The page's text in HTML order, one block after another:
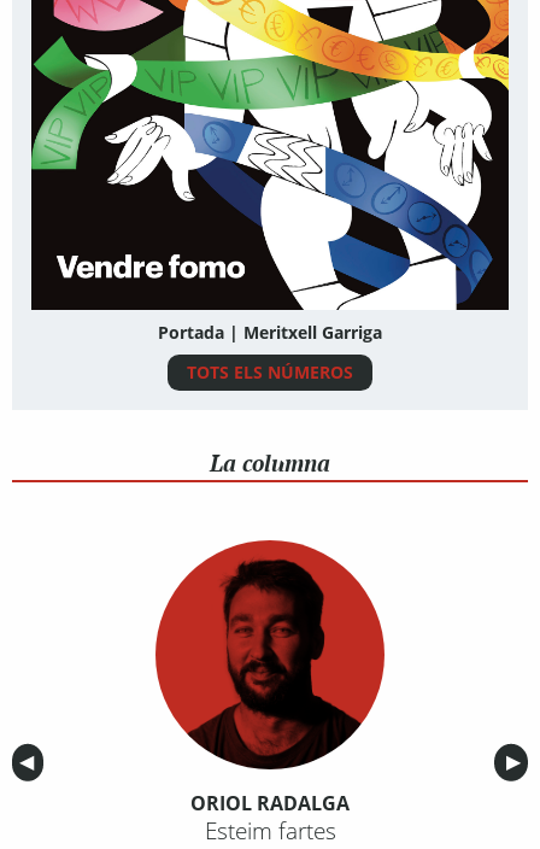
Portada | Meritxell Garriga
TOTS ELS NÚMEROS
La columna
Anterior
◀︎ ▶︎
ORIOL RADALGA
Esteim fartes